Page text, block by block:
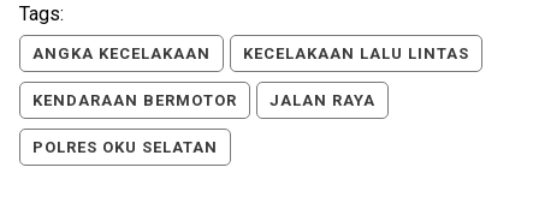
Tags:
ANGKA KECELAKAAN KECELAKAAN LALU LINTAS
KENDARAAN BERMOTOR JALAN RAYA
POLRES OKU SELATAN